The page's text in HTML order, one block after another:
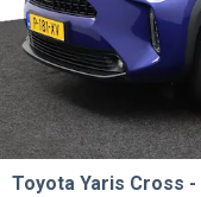
Toyota Yaris Cross